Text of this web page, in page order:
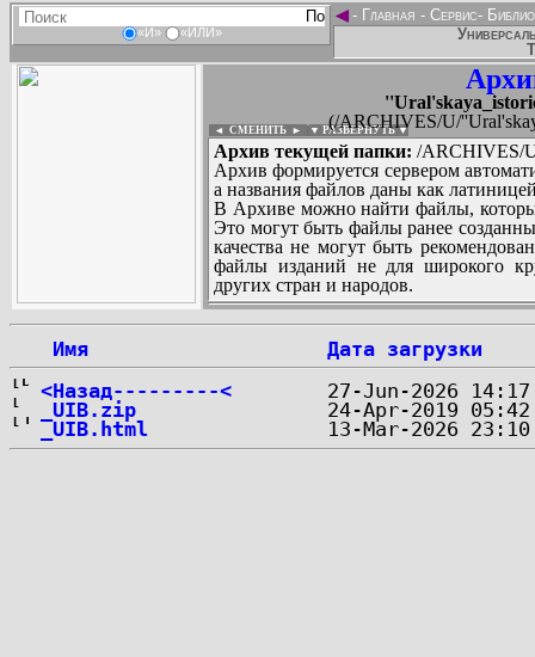
«И» «ИЛИ»
◄- Главная - Сервис-
(/ARCHIVES/U/
◄ СМЕНИТЬ ► ▼ РАЗВЕРНУТЬ ▼
Архив текущей папки: /ARCHIVES/
Архив формируется сервером
а названия файлов даны как
В Архиве можно найти файлы,
Это могут быть файлы ранее
качества не могут быть
файлы изданий не для широкого
других стран и народов.
Имя
Дата загрузки
<Назад---------<
_UIB.zip
_UIB.html